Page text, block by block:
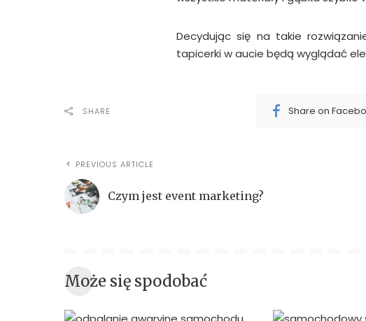
Decydując się na takie
tapicerki w aucie będą wyglądać
SHARE Share on
PREVIOUS ARTICLE
Czym jest event marketing?
Może się spodobać